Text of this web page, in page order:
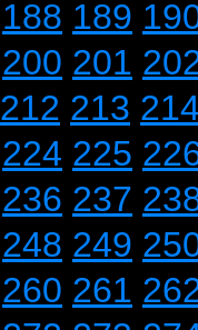
188 189
200 201
212 213
224 225
236 237
248 249
260 261